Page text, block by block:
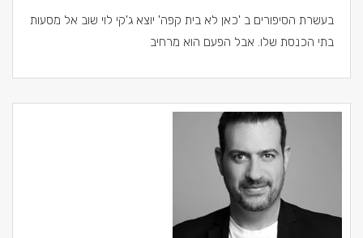
בעשרת הסיפורים ב 'כאן לא בית קפה' יוצא ג'קי לוי שוב אל מסעות
בתי הכנסת שלו. אבל הפעם הוא מרחיב